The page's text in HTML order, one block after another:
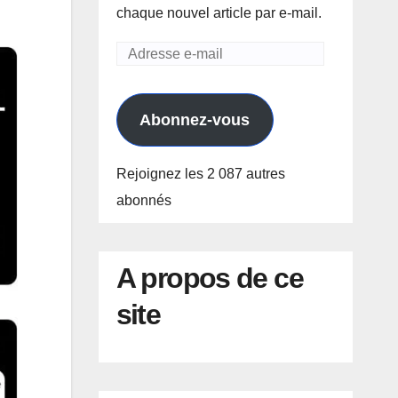
chaque nouvel article par e-mail.
Adresse
mail
Abonnez-vous
Rejoignez les 2 087 autres
abonnés
A propos de ce
site